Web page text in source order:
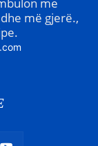
më gjerë.,